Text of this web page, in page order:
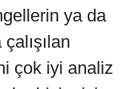
ya da
çok iyi analiz